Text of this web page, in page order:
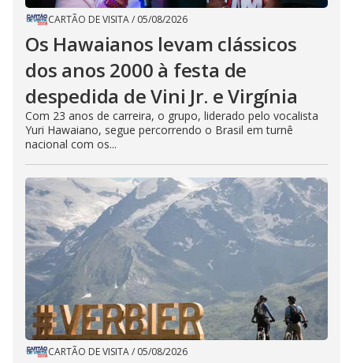
CARTÃO DE VISITA/ 05/08/2026
Os Hawaianos levam clássicos
dos anos 2000 à festa de
despedida de Vini Jr. e Virgínia
Com 23 anos de carreira, o grupo, liderado pelo vocalista
Yuri Hawaiano, segue percorrendo o Brasil em turnê
nacional com os...
CARTÃO DE VISITA/ 05/08/2026